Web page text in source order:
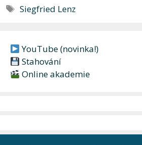
Štítky
Siegfried Lenz
YouTube (novinka!)
Stahování
Online akademie